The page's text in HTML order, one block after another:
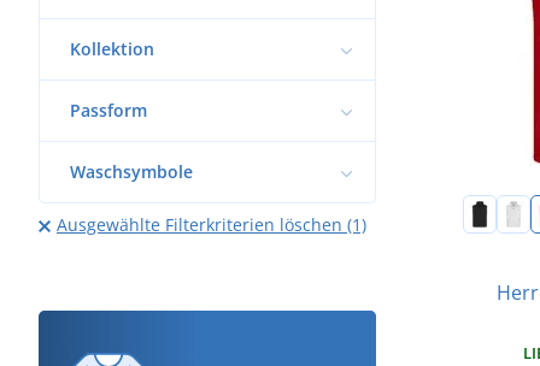
Kollektion
Passform
Waschsymbole
Ausgewählte Filterkriterien löschen (1)